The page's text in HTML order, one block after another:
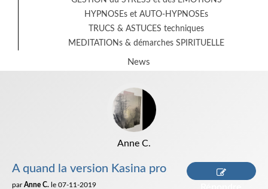
HYPNOSEs et AUTO-HYPNOSEs
TRUCS & ASTUCES techniques
MEDITATIONs & démarches SPIRITUELLE
News
Anne C.
A quand la version Kasina pro
parAnne C. le 07-11-2019